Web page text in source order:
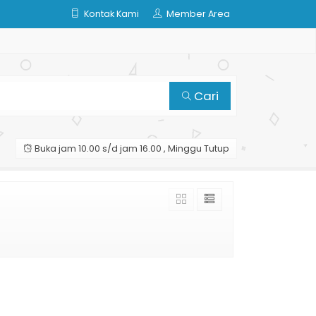
Kontak Kami Member Area
Cari
Buka jam 10.00 s/d jam 16.00 , Minggu Tutup